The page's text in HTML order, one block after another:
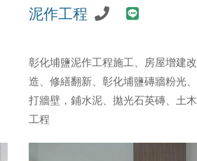
泥作工程
彰化埔鹽泥作工程施工、房屋增建改
造、修繕翻新、彰化埔鹽磚牆粉光、
打牆壁，鋪水泥、拋光石英磚、土木
工程